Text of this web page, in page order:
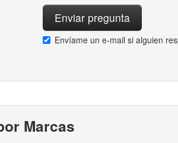
Envíame un e-mail si alguien
Marcas